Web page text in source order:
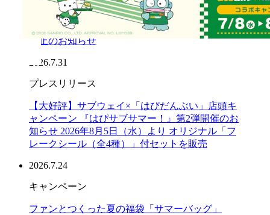
お知らせ
「令和8年熊本地震」の影響による一部店舗営業
休止のお知らせ
2026.7.31
プレスリリース
【大好評】サブウェイ×「はぴだんぶい」店頭キ
ャンペーン 『はぴサブサマー！』第2弾開催のお
知らせ 2026年8月5日（水）より オリジナル「フ
レークシール（全4種）」付セットを販売
2026.7.24
キャンペーン
ファンとつくった夏の福袋「サマーバッグ」